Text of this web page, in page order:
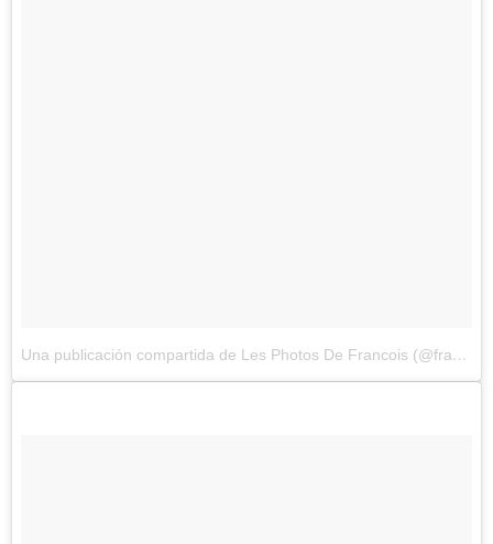
Una publicación compartida de Les Photos De Francois (@francoisdourlen)